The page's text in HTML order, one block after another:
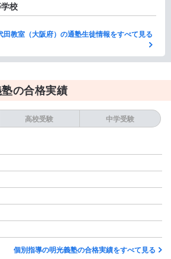
校
教室（大阪府）の通塾生徒情報をすべて見る
の合格実績
高校受験 中学受験
個別指導の明光義塾の合格実績をすべて見る